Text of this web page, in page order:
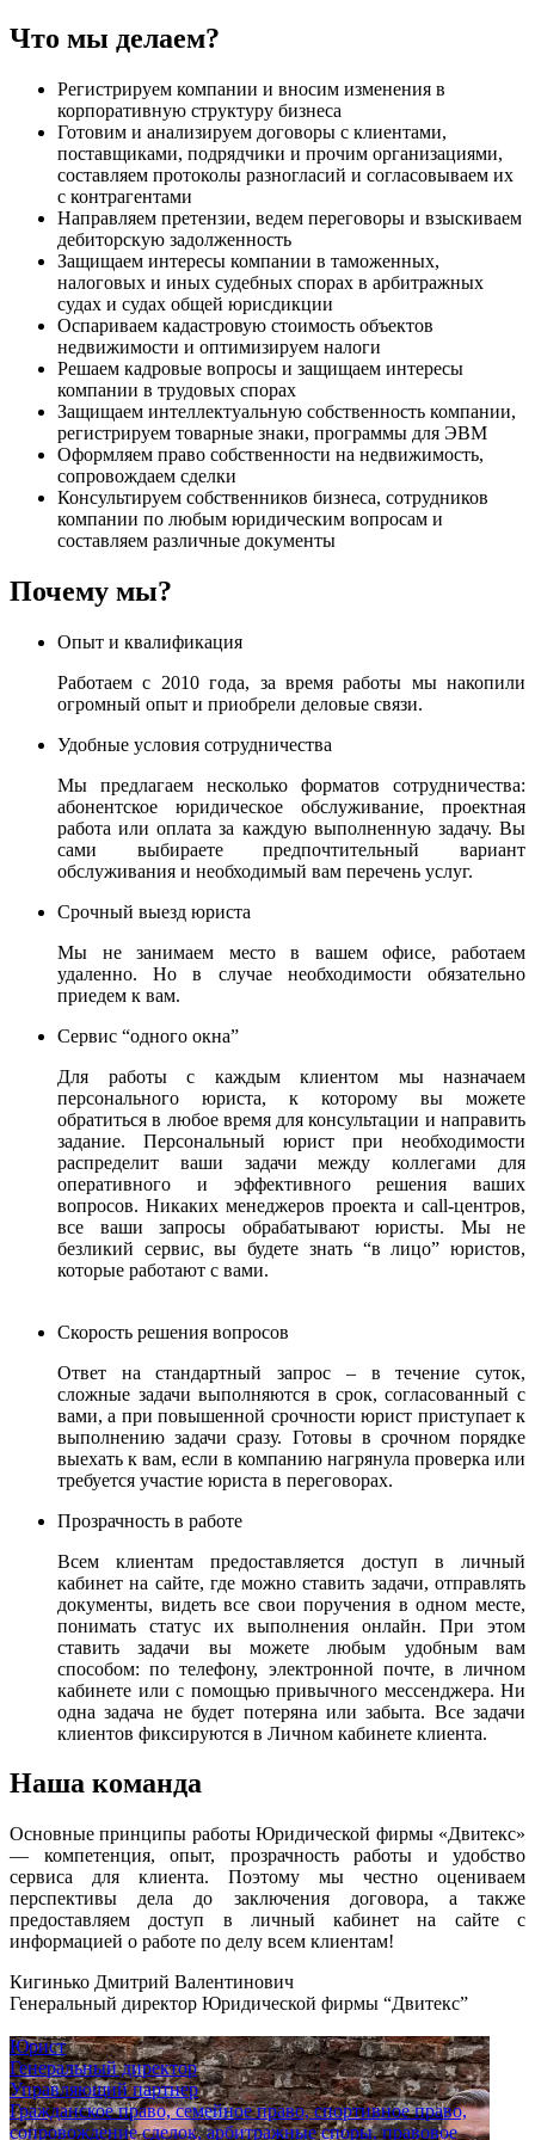
Что мы делаем?
Регистрируем компании и вносим изменения в
корпоративную структуру бизнеса
Готовим и анализируем договоры с клиентами,
поставщиками, подрядчики и прочим организациями,
составляем протоколы разногласий и согласовываем их
с контрагентами
Направляем претензии, ведем переговоры и взыскиваем
дебиторскую задолженность
Защищаем интересы компании в таможенных,
налоговых и иных судебных спорах в арбитражных
судах и судах общей юрисдикции
Оспариваем кадастровую стоимость объектов
недвижимости и оптимизируем налоги
Решаем кадровые вопросы и защищаем интересы
компании в трудовых спорах
Защищаем интеллектуальную собственность компании,
регистрируем товарные знаки, программы для ЭВМ
Оформляем право собственности на недвижимость,
сопровождаем сделки
Консультируем собственников бизнеса, сотрудников
компании по любым юридическим вопросам и
составляем различные документы
Почему мы?
Опыт и квалификация
Работаем с 2010 года, за время работы мы накопили
огромный опыт и приобрели деловые связи.
Удобные условия сотрудничества
Мы предлагаем несколько форматов сотрудничества:
абонентское юридическое обслуживание, проектная
работа или оплата за каждую выполненную задачу. Вы
сами выбираете предпочтительный вариант
обслуживания и необходимый вам перечень услуг.
Срочный выезд юриста
Мы не занимаем место в вашем офисе, работаем
удаленно. Но в случае необходимости обязательно
приедем к вам.
Сервис “одного окна”
Для работы с каждым клиентом мы назначаем
персонального юриста, к которому вы можете
обратиться в любое время для консультации и направить
задание. Персональный юрист при необходимости
распределит ваши задачи между коллегами для
оперативного и эффективного решения ваших
вопросов. Никаких менеджеров проекта и call-центров,
все ваши запросы обрабатывают юристы. Мы не
безликий сервис, вы будете знать “в лицо” юристов,
которые работают с вами.
Скорость решения вопросов
Ответ на стандартный запрос – в течение суток,
сложные задачи выполняются в срок, согласованный с
вами, а при повышенной срочности юрист приступает к
выполнению задачи сразу. Готовы в срочном порядке
выехать к вам, если в компанию нагрянула проверка или
требуется участие юриста в переговорах.
Прозрачность в работе
Всем клиентам предоставляется доступ в личный
кабинет на сайте, где можно ставить задачи, отправлять
документы, видеть все свои поручения в одном месте,
понимать статус их выполнения онлайн. При этом
ставить задачи вы можете любым удобным вам
способом: по телефону, электронной почте, в личном
кабинете или с помощью привычного мессенджера. Ни
одна задача не будет потеряна или забыта. Все задачи
клиентов фиксируются в Личном кабинете клиента.
Наша команда
Основные принципы работы Юридической фирмы «Двитекс»
— компетенция, опыт, прозрачность работы и удобство
сервиса для клиента. Поэтому мы честно оцениваем
перспективы дела до заключения договора, а также
предоставляем доступ в личный кабинет на сайте с
информацией о работе по делу всем клиентам!
Кигинько Дмитрий Валентинович
Генеральный директор Юридической фирмы “Двитекс”
Юрист
Генеральный директор
Управляющий партнер
Гражданское право, семейное право, спортивное право,
сопровождение сделок, арбитражные споры, правовое